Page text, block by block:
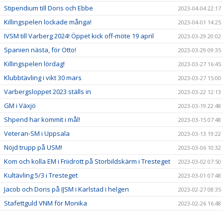
Stipendium till Doris och Ebbe 2023-04-04 22:17
Killingspelen lockade många! 2023-04-01 14:25
IVSM till Varberg 2024! Öppet kick off-möte 19 april 2023-03-29 20:02
Spanien nästa, för Otto! 2023-03-29 09:35
Killingspelen lördag! 2023-03-27 16:45
Klubbtävling i vikt 30 mars 2023-03-27 15:00
Varbergsloppet 2023 ställs in 2023-03-22 12:13
GM i Växjö 2023-03-19 22:48
Shpend har kommit i mål! 2023-03-15 07:48
Veteran-SM i Uppsala 2023-03-13 19:22
Nöjd trupp på USM! 2023-03-06 10:32
Kom och kolla EM i Friidrott på Storbildskärm i Tresteget 2023-03-02 07:50
Kultävling 5/3 i Tresteget 2023-03-01 07:48
Jacob och Doris på IJSM i Karlstad i helgen 2023-02-27 08:35
Stafettguld VNM för Monika 2023-02-26 16:48